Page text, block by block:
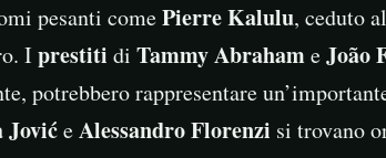
pesanti comePierre Kalulu, ceduto
Iprestiti di Tammy AbrahameJoão
potrebbero rappresentare
JovićeAlessandro Florenzi si trovano